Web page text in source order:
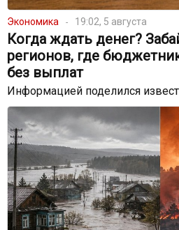
Экономика 19:02, 5 августа
Когда ждать денег?
регионов, где
без выплат
Информацией поделился